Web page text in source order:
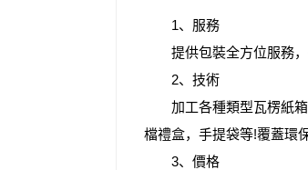
1、服務
提供包裝全方位服務，
2、技術
加工各種類型瓦楞紙箱
檔禮盒，手提袋等!覆蓋環
3、價格